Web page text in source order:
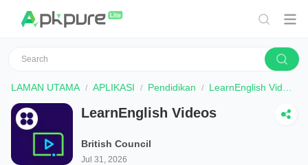
LAMAN UTAMA APLIKASI Pendidikan LearnEnglish Videos
LearnEnglish Videos
British Council
Jul 31, 2026